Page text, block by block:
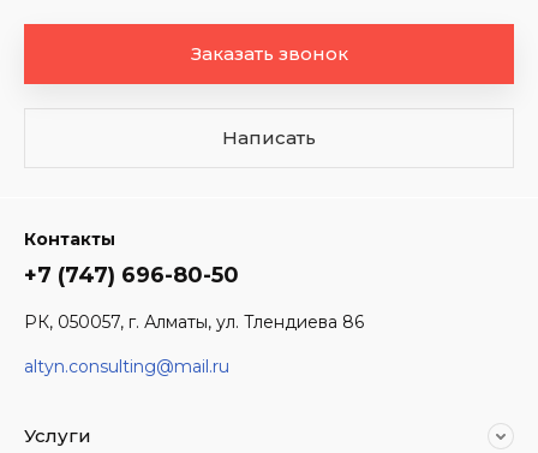
Заказать звонок
Написать
Контакты
+7 (747) 696-80-50
РК, 050057, г. Алматы, ул. Тлендиева 86
altyn.consulting@mail.ru
Услуги